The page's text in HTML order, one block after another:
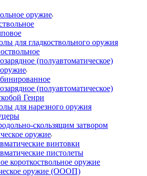
оружие
для гладкоствольного оружия
(полуавтоматическое)
(полуавтоматическое)
Генри
для нарезного оружия
скользящим затвором
оружие
винтовки
пистолеты
короткоствольное оружие
оружие (ОООП)